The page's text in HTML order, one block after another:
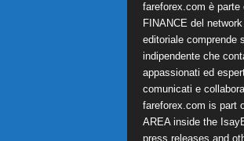
fareforex.com è parte
FINANCE del
editoriale comprende
indipendente che
appassionati ed
comunicati e
fareforex.com is part
AREA inside the
press releases and